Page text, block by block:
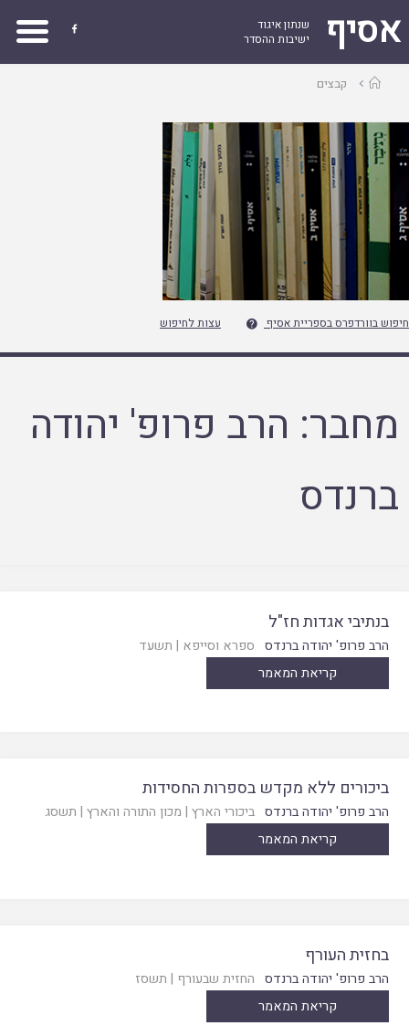
אסיף
שנתון איגוד
ישיבות ההסדר

עמודקבצים
חיפוש בוורדפרס בספריית אסיף  עצות לחיפוש
מחבר: הרב פרופ' יהודה
ברנדס
בנתיבי אגדות חז"ל
הרב פרופ' יהודה ברנדס ספרא וסייפא | תשעד
קריאת המאמר
ביכורים ללא מקדש בספרות החסידות
הרב פרופ' יהודה ברנדס ביכורי הארץ | מכון התורה והארץ | תשסג
קריאת המאמר
בחזית העורף
הרב פרופ' יהודה ברנדס החזית שבעורף | תשסז
קריאת המאמר